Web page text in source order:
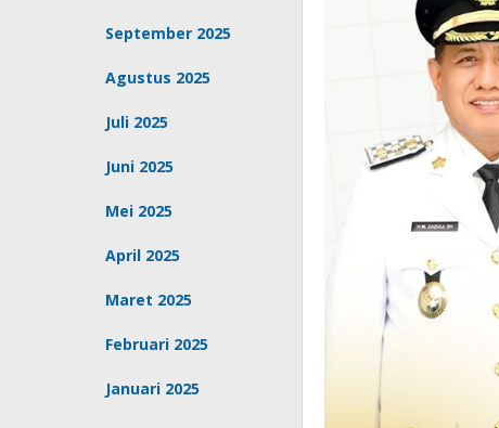
September 2025
Agustus 2025
Juli 2025
Juni 2025
Mei 2025
April 2025
Maret 2025
Februari 2025
Januari 2025